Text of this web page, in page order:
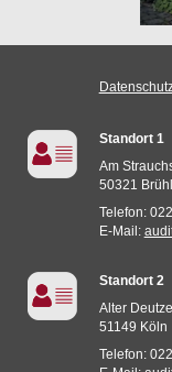
Standort 1
Am
50321 Brühl
Telefon:
E-Mail:
Standort 2
Alter
51149 Köln
Telefon: